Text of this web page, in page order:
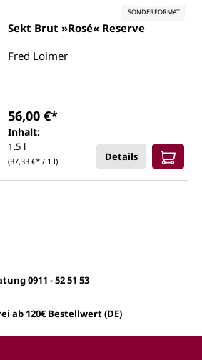
SONDERFORMAT
Sekt Brut »Rosé« Reserve
Fred Loimer
Inhalt:
1.5 l
(37,33 €* / 1 l)
56,00 €*
Details
0911 - 52 51 53
ab 120€ Bestellwert (DE)